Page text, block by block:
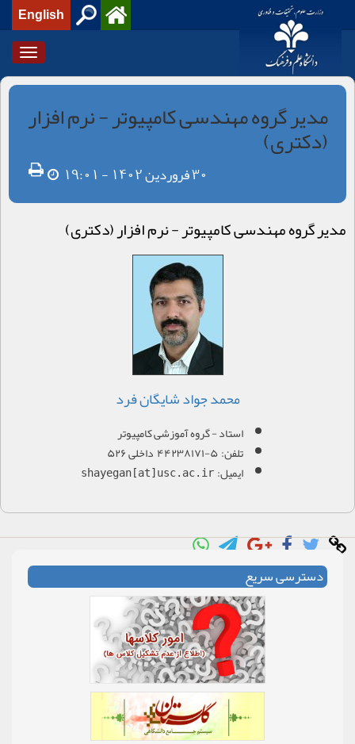
English
مدير گروه مهندسی کامپیوتر - نرم افزار
(دکتری)
30 فروردین 1402 - 19:01
مدير گروه مهندسی کامپیوتر - نرم افزار (دکتری)
محمد جواد شایگان فرد
استاد - گروه آموزشی کامپیوتر
تلفن: ۵-۴۴۲۳۸۱۷۱ داخلی ۵۲۶
ایمیل:shayegan[at]usc.ac.ir
دسترسی سریع